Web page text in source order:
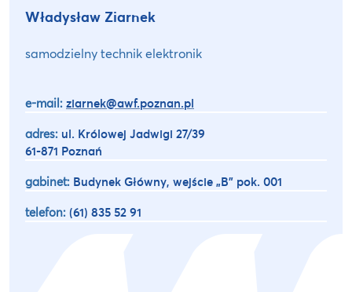
Władysław Ziarnek
samodzielny technik elektronik
e-mail: ziarnek@awf.poznan.pl
adres: ul. Królowej Jadwigi 27/39
61-871 Poznań
gabinet: Budynek Główny, wejście „B” pok. 001
telefon: (61) 835 52 91